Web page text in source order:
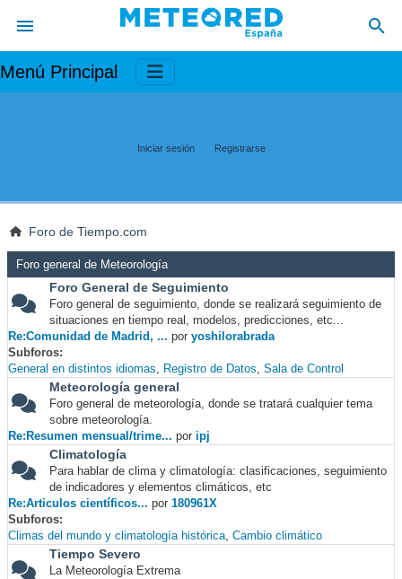
Menú Principal
Iniciar sesión Registrarse
Foro de Tiempo.com
Foro general de Meteorología
Foro General de Seguimiento
Foro general de seguimiento, donde se realizará seguimiento de
situaciones en tiempo real, modelos, predicciones, etc...
Re:Comunidad de Madrid, ... por yoshilorabrada
Subforos
General en distintos idiomas
Registro de Datos Sala de Control
Meteorología general
Foro general de meteorología, donde se tratará cualquier tema
sobre meteorología.
Re:Resumen mensual/trime... por ipj
Climatología
Para hablar de clima y climatología: clasificaciones, seguimiento
de indicadores y elementos climáticos, etc
Re:Articulos científicos... por 180961X
Subforos
Climas del mundo y climatología histórica Cambio climático
Tiempo Severo
La Meteorología Extrema